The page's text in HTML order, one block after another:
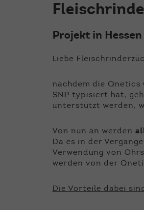
Projekt in
Liebe
nachdem die Qnetics
SNP typisiert hat,
unterstützt werden,
Von nun an werden
Da es in der
Verwendung von
werden von der
Die Vorteile dabei